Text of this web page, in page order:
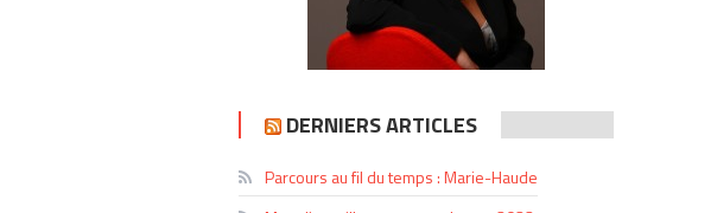
DERNIERS ARTICLES
Parcours au fil du temps : Marie-Haude